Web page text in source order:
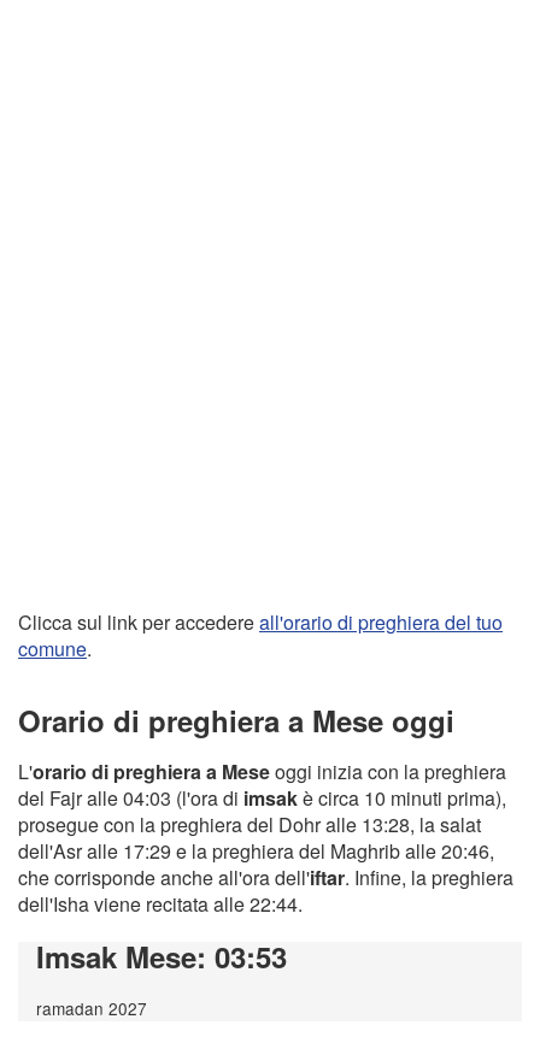
Clicca sul link per accedereall'orario di preghiera del tuo
comune.
Orario di preghiera a Mese oggi
L'orario di preghiera a Meseoggi inizia con la preghiera
del Fajr alle 04:03 (l'ora di imsakè circa 10 minuti prima),
prosegue con la preghiera del Dohr alle 13:28, la salat
dell'Asr alle 17:29 e la preghiera del Maghrib alle 20:46,
che corrisponde anche all'ora dell'iftar. Infine, la preghiera
dell'Isha viene recitata alle 22:44.
Imsak Mese: 03:53
ramadan 2027